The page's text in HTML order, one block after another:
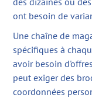
ont besoin de
Une chaîne de
spécifiques à
avoir besoin
peut exiger des
coordonnées